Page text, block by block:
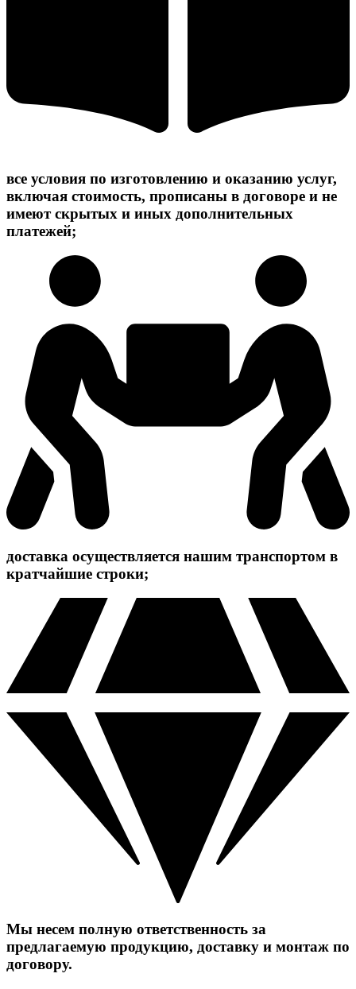
все условия по изготовлению и оказанию услуг,
включая стоимость, прописаны в договоре и не
имеют скрытых и иных дополнительных
платежей;
доставка осуществляется нашим транспортом в
кратчайшие строки;
Мы несем полную ответственность за
предлагаемую продукцию, доставку и монтаж по
договору.